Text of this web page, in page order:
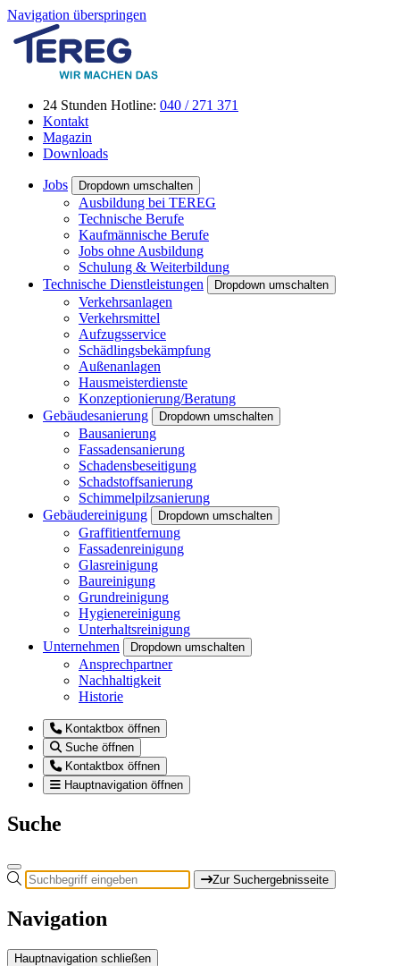
Navigation überspringen
24 Stunden Hotline: 040 / 271 371
Kontakt
Magazin
Downloads
Jobs Dropdown umschalten
Ausbildung bei TEREG
Technische Berufe
Kaufmännische Berufe
Jobs ohne Ausbildung
Schulung & Weiterbildung
Technische Dienstleistungen
Dropdown umschalten
Verkehrsanlagen
Verkehrsmittel
Aufzugsservice
Schädlingsbekämpfung
Außenanlagen
Hausmeisterdienste
Konzeptionierung/Beratung
Gebäudesanierung
Dropdown umschalten
Bausanierung
Fassadensanierung
Schadensbeseitigung
Schadstoffsanierung
Schimmelpilzsanierung
Gebäudereinigung
Dropdown umschalten
Graffitientfernung
Fassadenreinigung
Glasreinigung
Baureinigung
Grundreinigung
Hygienereinigung
Unterhaltsreinigung
Unternehmen
Dropdown umschalten
Ansprechpartner
Nachhaltigkeit
Historie
Kontaktbox öffnen
Suche öffnen
Kontaktbox öffnen
Hauptnavigation öffnen
Suche
Zur Suchergebnisseite
Navigation
Hauptnavigation schließen